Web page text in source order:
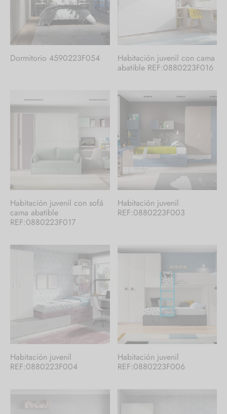
Dormitorio 4590223F054
Habitación juvenil con cama
abatible REF:0880223F016
Habitación juvenil con sofá
cama abatible
REF:0880223F017
Habitación juvenil
REF:0880223F003
Habitación juvenil
REF:0880223F004
Habitación juvenil
REF:0880223F006